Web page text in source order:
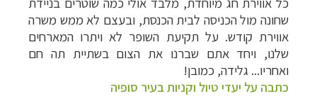
שחונה מול הכניסה לבית הכנסת, ובעצם לא ממש משרה
אווירת קודש. על תקיעת השופר לא ויתרו המארחים
שלנו, ויחד אתם שברנו את הצום בשתיית תה חם
ואחריו... גלידה, כמובן!
כתבה על יעדי טיול וקניות בעיר סופיה